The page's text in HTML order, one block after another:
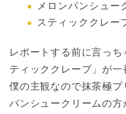
メロンパンシュー
スティッククレー
レポートする前に言っ
ティッククレープ」が
僕の主観なので抹茶極
パンシュークリームの